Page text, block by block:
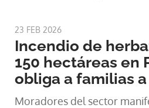
23 FEB 2026
Incendio de
150 hectáreas en
obliga a familias
Moradores del sector